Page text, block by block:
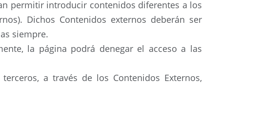
permitir introducir contenidos diferentes a los
Dichos Contenidos externos deberán ser
siempre.
la página podrá denegar el acceso a las
a través de los Contenidos Externos,